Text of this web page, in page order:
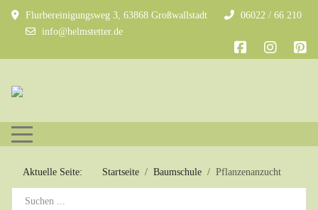
Flurbereinigungsweg 3, 63868 Großwallstadt
06022 / 66 210
info@helmstetter.de
Mobile Menu Toggle
Aktuelle Seite: Startseite Baumschule Pflanzenanzucht